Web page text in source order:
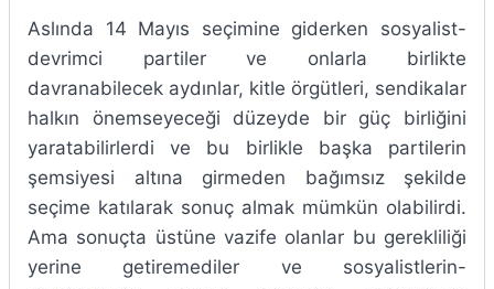
Aslında 14 Mayıs seçimine giderken sosyalist-
devrimci partiler ve onlarla birlikte
davranabilecek aydınlar, kitle örgütleri, sendikalar
halkın önemseyeceği düzeyde bir güç birliğini
yaratabilirlerdi ve bu birlikle başka partilerin
şemsiyesi altına girmeden bağımsız şekilde
seçime katılarak sonuç almak mümkün olabilirdi.
Ama sonuçta üstüne vazife olanlar bu gerekliliği
yerine getiremediler ve sosyalistlerin-